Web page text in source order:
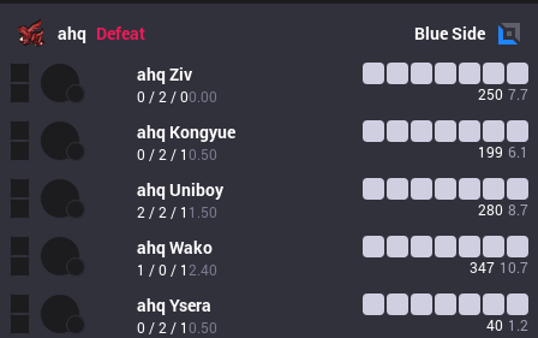
ahq Defeat BlueSide
ahq Ziv
0 / 2 / 00.00 250 7.7
ahq Kongyue
0 / 2 / 10.50 199 6.1
ahq Uniboy
2 / 2 / 1 1.50 280 8.7
ahq Wako
1 / 0 / 1 2.40 347 10.7
ahq Ysera
0 / 2 / 10.50 40 1.2